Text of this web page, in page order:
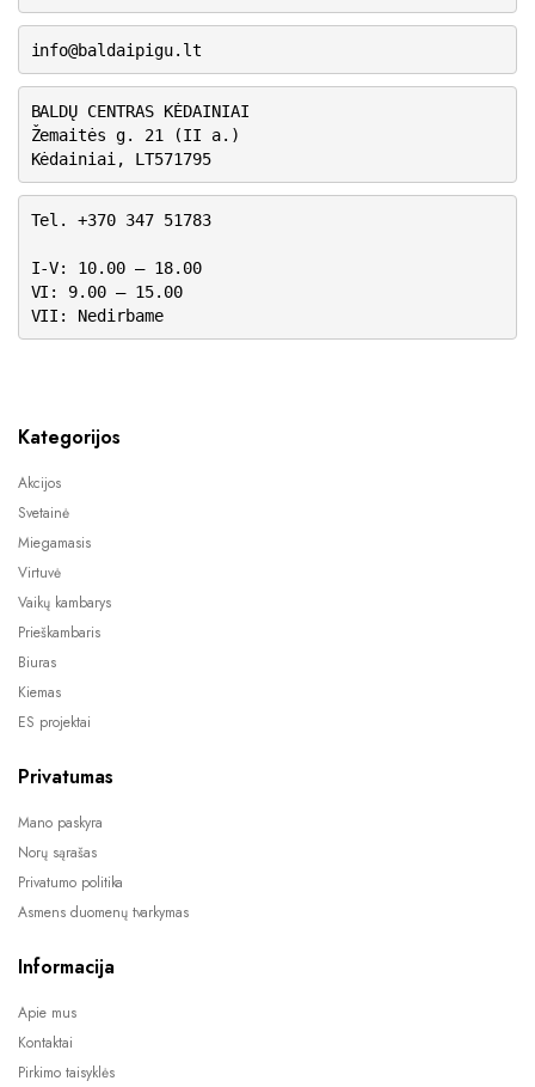
info@baldaipigu.lt
BALDŲ CENTRAS KĖDAINIAI
Žemaitės g. 21 (II a.)
Kėdainiai, LT571795
Tel. +370 347 51783
I-V: 10.00 – 18.00
VI: 9.00 – 15.00
VII: Nedirbame
Kategorijos
Akcijos
Svetainė
Miegamasis
Virtuvė
Vaikų kambarys
Prieškambaris
Biuras
Kiemas
ES projektai
Privatumas
Mano paskyra
Norų sąrašas
Privatumo politika
Asmens duomenų tvarkymas
Informacija
Apie mus
Kontaktai
Pirkimo taisyklės